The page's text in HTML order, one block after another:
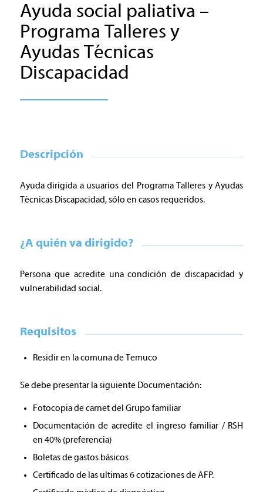
Ayuda social paliativa –
Programa Talleres y
Ayudas Técnicas
Discapacidad
Descripción
Ayuda dirigida a usuarios del Programa Talleres y Ayudas
Técnicas Discapacidad, sólo en casos requeridos.
¿A quién va dirigido?
Persona que acredite una condición de discapacidad y
vulnerabilidad social.
Requisitos
Residir en la comuna de Temuco
Se debe presentar la siguiente Documentación:
Fotocopia de carnet del Grupo familiar
Documentación de acredite el ingreso familiar / RSH
en 40% (preferencia)
Boletas de gastos básicos
Certificado de las ultimas 6 cotizaciones de AFP.